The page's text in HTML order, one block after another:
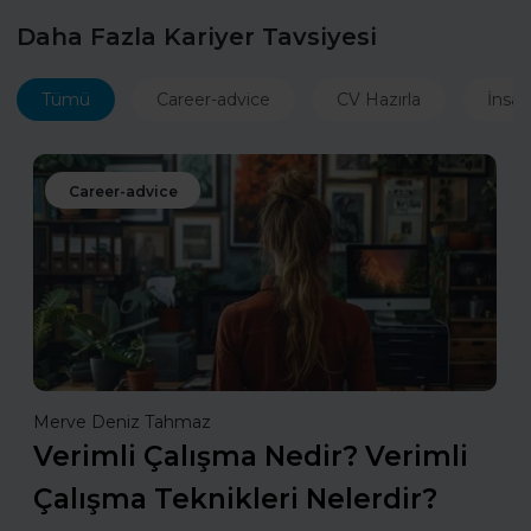
Daha Fazla Kariyer Tavsiyesi
Tümü Career-advice CV Hazırla
Career-advice
Merve Deniz Tahmaz
Verimli Çalışma Nedir? Verimli
Çalışma Teknikleri Nelerdir?